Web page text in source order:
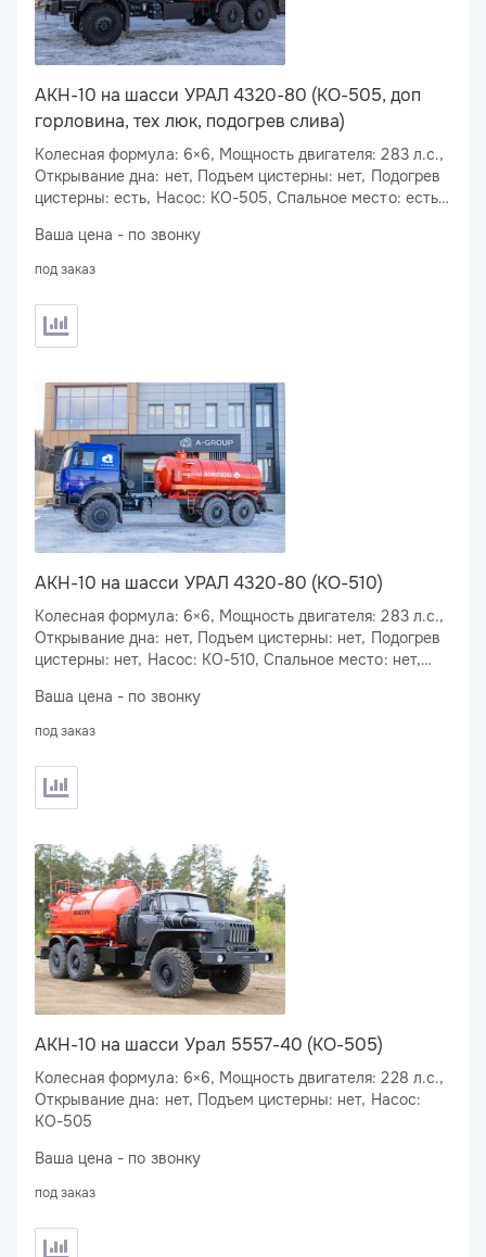
АКН-10 на шасси УРАЛ 4320-80 (КО-505, доп
горловина, тех люк, подогрев слива)
Колесная формула: 6×6, Мощность двигателя: 283 л.с.,
Открывание дна: нет, Подъем цистерны: нет, Подогрев
цистерны: есть, Насос: КО-505, Спальное место: есть,
Ваша цена - по звонку
под заказ
АКН-10 на шасси УРАЛ 4320-80 (КО-510)
Колесная формула: 6×6, Мощность двигателя: 283 л.с.,
Открывание дна: нет, Подъем цистерны: нет, Подогрев
цистерны: нет, Насос: КО-510, Спальное место: нет,
Ваша цена - по звонку
под заказ
АКН-10 на шасси Урал 5557-40 (КО-505)
Колесная формула: 6×6, Мощность двигателя: 228 л.с.,
Открывание дна: нет, Подъем цистерны: нет, Насос:
КО-505
Ваша цена - по звонку
под заказ